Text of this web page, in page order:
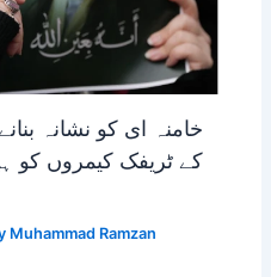
خامنہ ای کو نشانہ
کے ٹریفک کیمروں کو
Muhammad Ramzan